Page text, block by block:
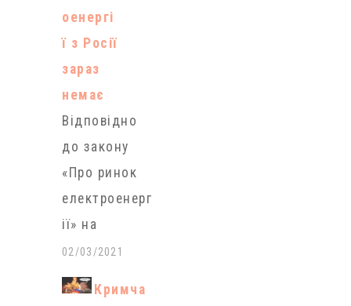
оенергі
ї з Росії
зараз
немає
Відповідно
до закону
«Про ринок
електроенерг
ії» на
сьогодні
нема підстав
02/03/2021
Кримча